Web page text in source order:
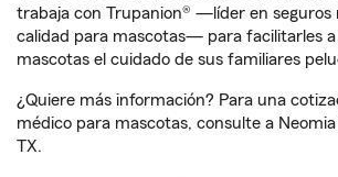
trabaja con Trupanion® —líder en seguros
calidad para mascotas— para facilitarles a
mascotas el cuidado de sus familiares
¿Quiere más información? Para una
médico para mascotas, consulte a
TX.